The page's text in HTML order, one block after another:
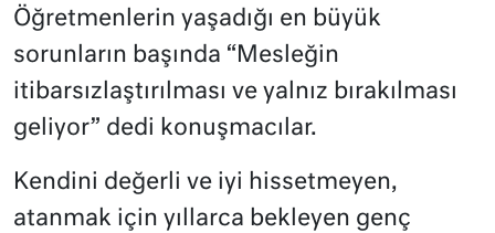
Öğretmenlerin yaşadığı en büyük
sorunların başında “Mesleğin
itibarsızlaştırılması ve yalnız bırakılması
geliyor” dedi konuşmacılar.
Kendini değerli ve iyi hissetmeyen,
atanmak için yıllarca bekleyen genç